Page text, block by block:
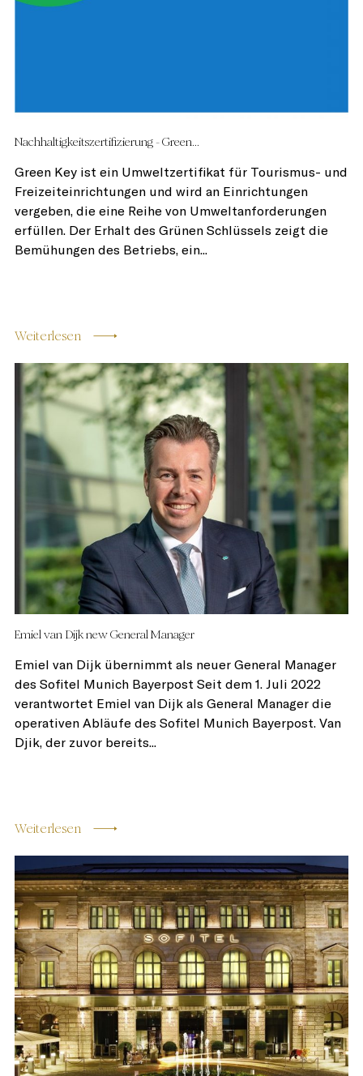
Nachhaltigkeitszertifizierung - Green...
Green Key ist ein Umweltzertifikat für Tourismus- und
Freizeiteinrichtungen und wird an Einrichtungen
vergeben, die eine Reihe von Umweltanforderungen
erfüllen. Der Erhalt des Grünen Schlüssels zeigt die
Bemühungen des Betriebs, ein...
Weiterlesen
Emiel van Dijk new General Manager
Emiel van Dijk übernimmt als neuer General Manager
des Sofitel Munich Bayerpost Seit dem 1. Juli 2022
verantwortet Emiel van Dijk als General Manager die
operativen Abläufe des Sofitel Munich Bayerpost. Van
Djik, der zuvor bereits...
Weiterlesen